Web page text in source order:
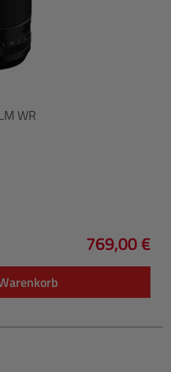
WR
Regulärer
769,00 €